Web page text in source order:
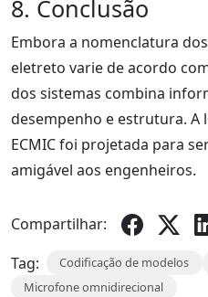
8. Conclusão
Embora a nomenclatura
eletreto varie de acordo
dos sistemas combina
desempenho e estrutura. A
ECMIC foi projetada para
amigável aos engenheiros.
Compartilhar:
Tag:
Codificação de modelos
Microfone omnidirecional